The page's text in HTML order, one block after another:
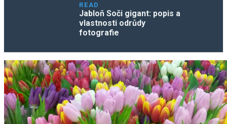
READ
Jabloň Soči gigant: popis a
vlastnosti odrůdy
fotografie